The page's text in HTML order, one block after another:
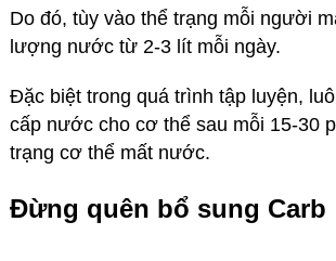
Do đó, tùy vào thể trạng mỗi người
lượng nước từ 2-3 lít mỗi ngày.
Đặc biệt trong quá trình tập luyện,
cấp nước cho cơ thể sau mỗi 15-30
trạng cơ thể mất nước.
Đừng quên bổ sung Carb